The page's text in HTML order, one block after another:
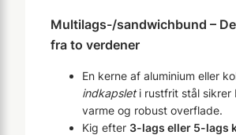
Multilags-/sandwichbund –
fra to verdener
En kerne af aluminium eller
indkapsleti rustfrit stål sikrer
varme og robust overflade.
Kig efter 3-lags eller 5-lags